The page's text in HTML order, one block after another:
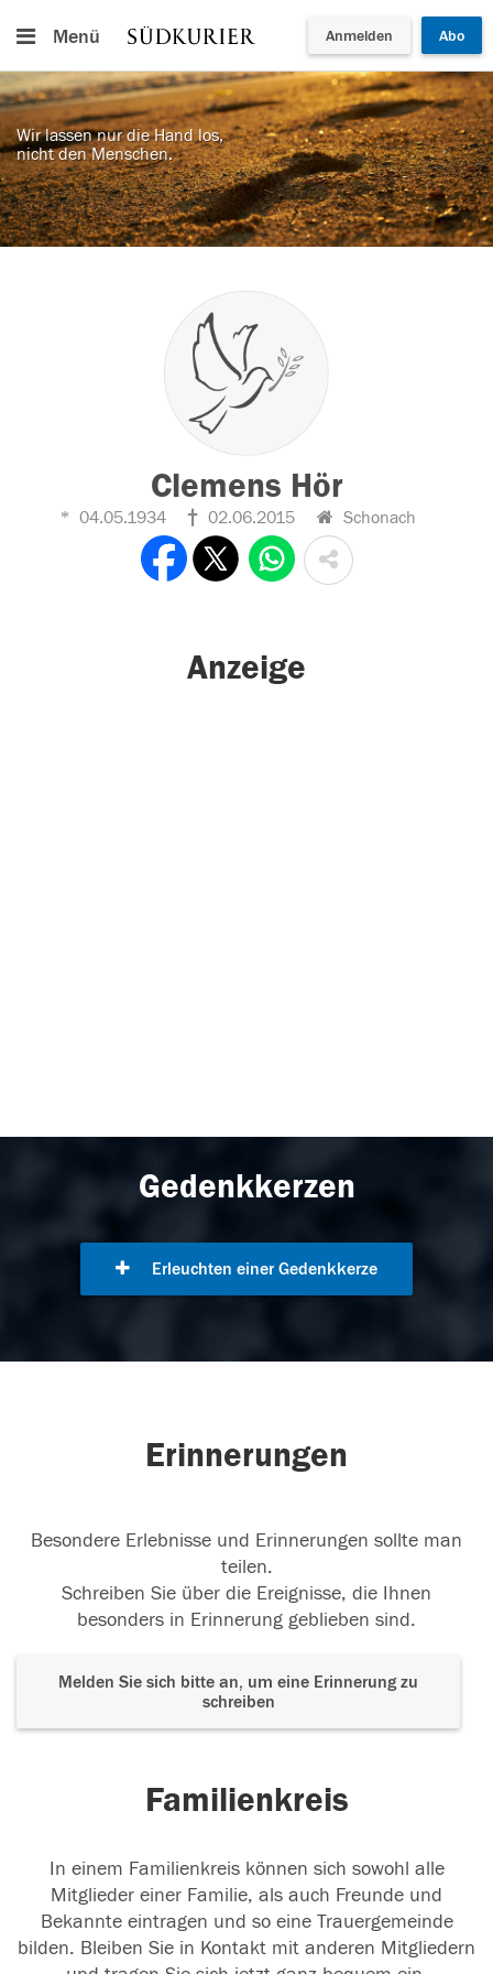
Menü Anmelden Abo
Wir lassen nur die Hand los,
nicht den Menschen.
Clemens Hör
04.05.1934 02.06.2015 Schonach
Anzeige
Gedenkkerzen
Erleuchten einer Gedenkkerze
Erinnerungen
Besondere Erlebnisse und Erinnerungen sollte man
teilen.
Schreiben Sie über die Ereignisse, die Ihnen
besonders in Erinnerung geblieben sind.
Melden Sie sich bitte an, um eine Erinnerung zu
schreiben
Familienkreis
In einem Familienkreis können sich sowohl alle
Mitglieder einer Familie, als auch Freunde und
Bekannte eintragen und so eine Trauergemeinde
bilden. Bleiben Sie in Kontakt mit anderen Mitgliedern